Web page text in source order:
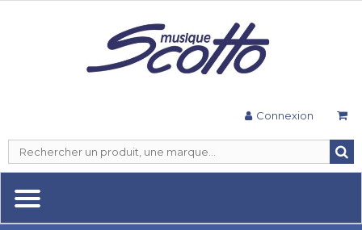
Connexion